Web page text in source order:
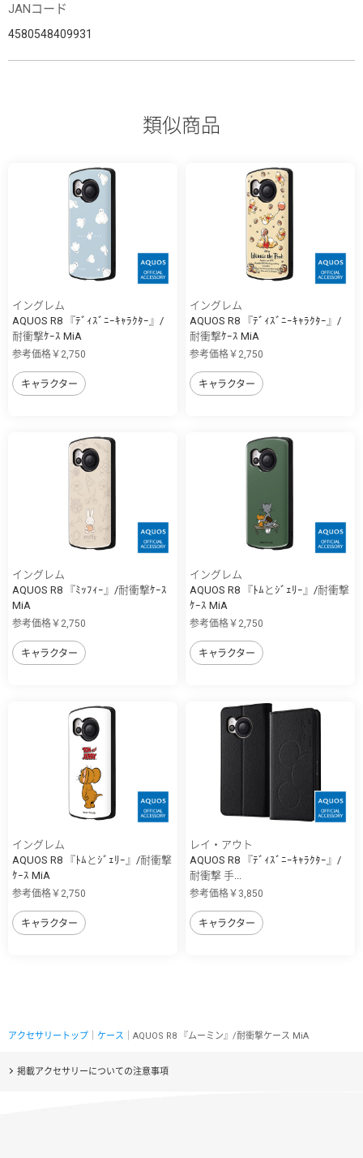
JANコード
4580548409931
類似商品
イングレム
AQUOS R8 『ﾃﾞｨｽﾞﾆｰｷｬﾗｸﾀｰ』/
耐衝撃ｹｰｽ MiA
参考価格￥2,750
キャラクター
イングレム
AQUOS R8 『ﾃﾞｨｽﾞﾆｰｷｬﾗｸﾀｰ』/
耐衝撃ｹｰｽ MiA
参考価格￥2,750
キャラクター
イングレム
AQUOS R8 『ﾐｯﾌｨｰ』/耐衝撃ｹｰｽ
MiA
参考価格￥2,750
キャラクター
イングレム
AQUOS R8 『ﾄﾑとｼﾞｪﾘｰ』/耐衝撃
ｹｰｽ MiA
参考価格￥2,750
キャラクター
イングレム
AQUOS R8 『ﾄﾑとｼﾞｪﾘｰ』/耐衝撃
ｹｰｽ MiA
参考価格￥2,750
キャラクター
レイ・アウト
AQUOS R8 『ﾃﾞｨｽﾞﾆｰｷｬﾗｸﾀｰ』/
耐衝撃 手...
参考価格￥3,850
キャラクター
アクセサリートップ ケース ｜AQUOS R8 『ムーミン』/耐衝撃ケース MiA
掲載アクセサリーについての注意事項